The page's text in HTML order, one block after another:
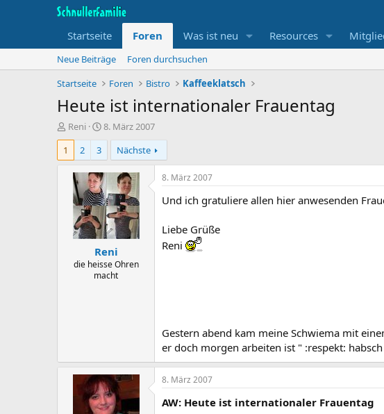
Startseite Foren Was ist neu Resources
Neue Beiträge
Foren durchsuchen
Startseite
Foren Bistro Kaffeeklatsch
Heute ist internationaler Frauentag
T
h
m
Reni
B
e
i
n
n
d
a
t
u
m
8. März 2007
1
2 3 Nächste
Reni
die heisse Ohren
macht
8. März 2007
Und ich gratuliere allen hier anwesenden
Liebe Grüße
Reni
Gestern abend kam meine Schwiema mit
er doch morgen arbeiten ist " :respekt:
8. März 2007
AW: Heute ist internationaler Frauentag